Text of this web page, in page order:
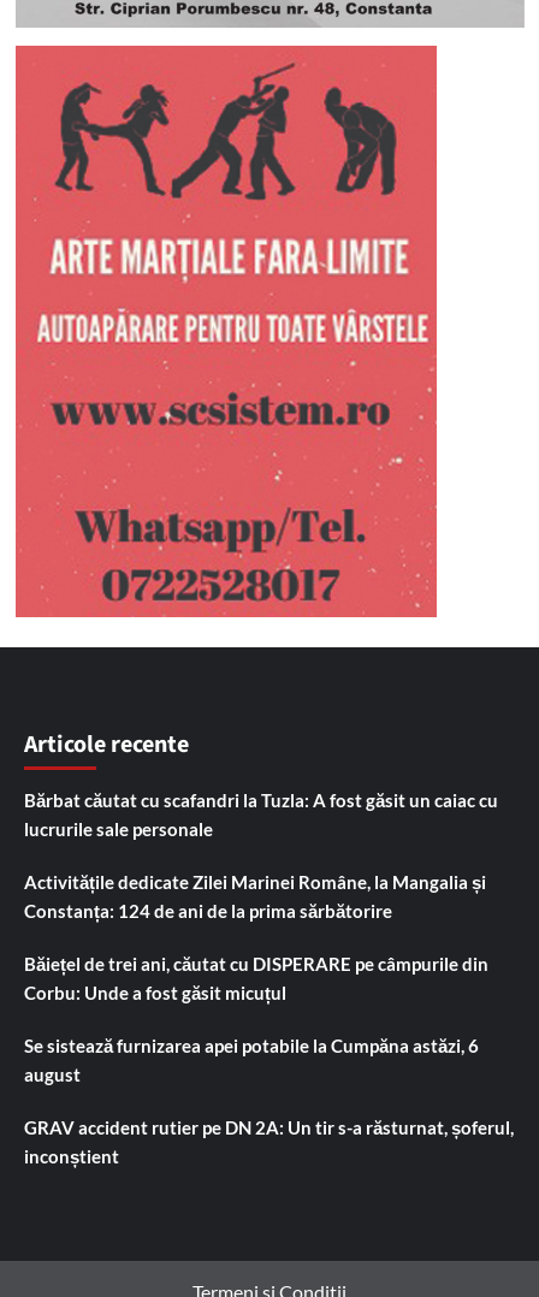
Articole recente
Bărbat căutat cu scafandri la Tuzla: A fost găsit un caiac cu
lucrurile sale personale
Activitățile dedicate Zilei Marinei Române, la Mangalia și
Constanța: 124 de ani de la prima sărbătorire
Băiețel de trei ani, căutat cu DISPERARE pe câmpurile din
Corbu: Unde a fost găsit micuțul
Se sistează furnizarea apei potabile la Cumpăna astăzi, 6
august
GRAV accident rutier pe DN 2A: Un tir s-a răsturnat, șoferul,
inconștient
Termeni si Conditii